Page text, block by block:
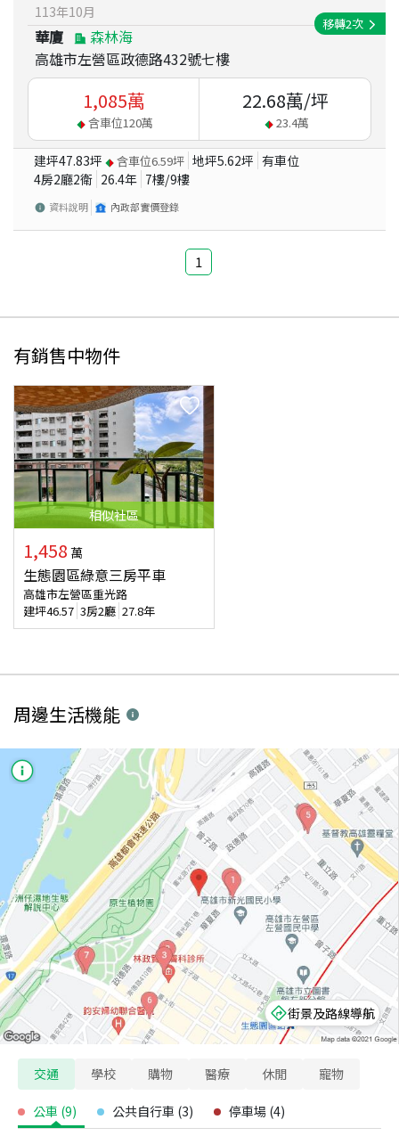
113年10月
華廈
森林海
高雄市左營區政德路432號七樓
移轉2次
1,085萬
含車位120萬
22.68萬/坪
23.4萬
建坪47.83坪 含車位6.59坪 地坪5.62坪 有車位
4房2廳2衛 26.4年 7樓/9樓
資料說明 內政部實價登錄
1
有銷售中物件
相似社區
1,458 萬
生態園區綠意三房平車
高雄市左營區重光路
建坪46.57 3房2廳 27.8年
周邊生活機能
街景及路線導航
交通 學校 購物 醫療 休閒 寵物
公車 (9) 公共自行車 (3) 停車場 (4)